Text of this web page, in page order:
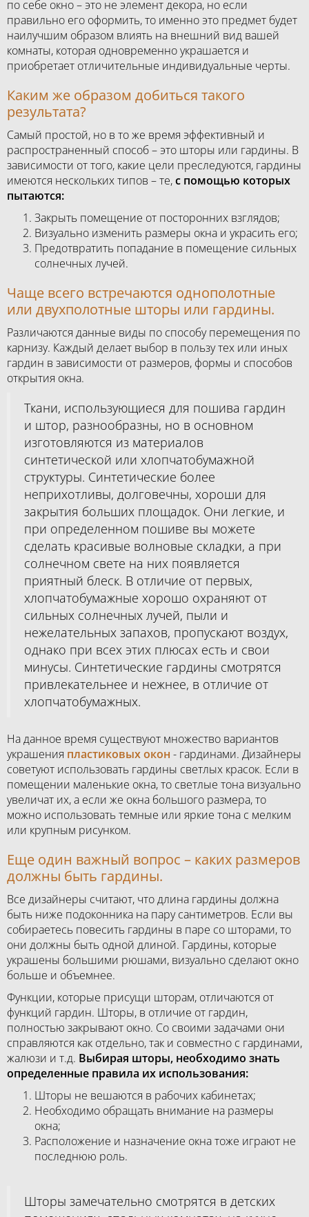
по себе окно – это не элемент декора, но если
правильно его оформить, то именно это предмет будет
наилучшим образом влиять на внешний вид вашей
комнаты, которая одновременно украшается и
приобретает отличительные индивидуальные черты.
Каким же образом добиться такого
результата?
Самый простой, но в то же время эффективный и
распространенный способ – это шторы или гардины. В
зависимости от того, какие цели преследуются, гардины
имеются нескольких типов – те,с помощью которых
пытаются:
Закрыть помещение от посторонних взглядов;
Визуально изменить размеры окна и украсить его;
Предотвратить попадание в помещение сильных
солнечных лучей.
Чаще всего встречаются однополотные
или двухполотные шторы или гардины.
Различаются данные виды по способу перемещения по
карнизу. Каждый делает выбор в пользу тех или иных
гардин в зависимости от размеров, формы и способов
открытия окна.
Ткани, использующиеся для пошива гардин
и штор, разнообразны, но в основном
изготовляются из материалов
синтетической или хлопчатобумажной
структуры. Синтетические более
неприхотливы, долговечны, хороши для
закрытия больших площадок. Они легкие, и
при определенном пошиве вы можете
сделать красивые волновые складки, а при
солнечном свете на них появляется
приятный блеск. В отличие от первых,
хлопчатобумажные хорошо охраняют от
сильных солнечных лучей, пыли и
нежелательных запахов, пропускают воздух,
однако при всех этих плюсах есть и свои
минусы. Синтетические гардины смотрятся
привлекательнее и нежнее, в отличие от
хлопчатобумажных.
На данное время существуют множество вариантов
украшения пластиковых окон - гардинами. Дизайнеры
советуют использовать гардины светлых красок. Если в
помещении маленькие окна, то светлые тона визуально
увеличат их, а если же окна большого размера, то
можно использовать темные или яркие тона с мелким
или крупным рисунком.
Еще один важный вопрос – каких размеров
должны быть гардины.
Все дизайнеры считают, что длина гардины должна
быть ниже подоконника на пару сантиметров. Если вы
собираетесь повесить гардины в паре со шторами, то
они должны быть одной длиной. Гардины, которые
украшены большими рюшами, визуально сделают окно
больше и объемнее.
Функции, которые присущи шторам, отличаются от
функций гардин. Шторы, в отличие от гардин,
полностью закрывают окно. Со своими задачами они
справляются как отдельно, так и совместно с гардинами,
жалюзи и т.д. Выбирая шторы, необходимо знать
определенные правила их использования:
Шторы не вешаются в рабочих кабинетах;
Необходимо обращать внимание на размеры
окна;
Расположение и назначение окна тоже играют не
последнюю роль.
Шторы замечательно смотрятся в детских